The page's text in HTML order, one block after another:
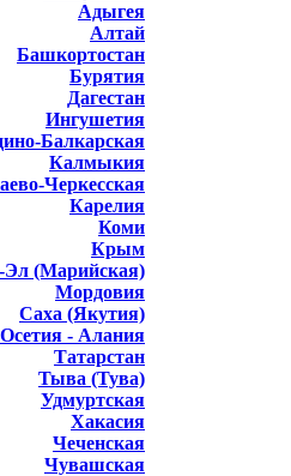
Адыгея
Алтай
Башкортостан
Бурятия
Дагестан
Ингушетия
Балкарская
Калмыкия
Черкесская
Карелия
Коми
Крым
(Марийская)
Мордовия
Саха (Якутия)
- Алания
Татарстан
Тыва (Тува)
Удмуртская
Хакасия
Чеченская
Чувашская